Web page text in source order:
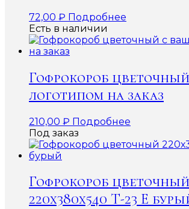
72,00 ₽ Подробнее
Есть в наличии
Гофрокороб
логотипом на заказ
210,00 ₽ Подробнее
Под заказ
Гофрокороб цветочный
220х380х540 Т-23 Е